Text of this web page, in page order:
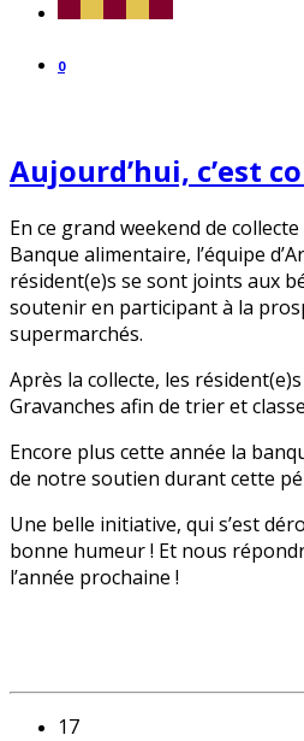
0
Aujourd’hui, c’est
En ce grand weekend de
Banque alimentaire, l’équipe
résident(e)s se sont joints aux
soutenir en participant à la
supermarchés.
Après la collecte, les
Gravanches afin de trier et
Encore plus cette année la
de notre soutien durant cette
Une belle initiative, qui s’est
bonne humeur ! Et nous
l’année prochaine !
17